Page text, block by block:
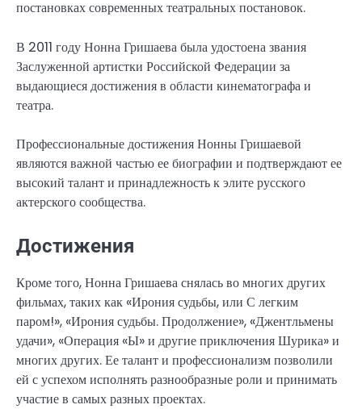
постановках современных театральных постановок.
В 2011 году Нонна Гришаева была удостоена звания
Заслуженной артистки Российской Федерации за
выдающиеся достижения в области кинематографа и
театра.
Профессиональные достижения Нонны Гришаевой
являются важной частью ее биографии и подтверждают ее
высокий талант и принадлежность к элите русского
актерского сообщества.
Достижения
Кроме того, Нонна Гришаева снялась во многих других
фильмах, таких как «Ирония судьбы, или С легким
паром!», «Ирония судьбы. Продолжение», «Джентльмены
удачи», «Операция «Ы» и другие приключения Шурика» и
многих других. Ее талант и профессионализм позволили
ей с успехом исполнять разнообразные роли и принимать
участие в самых разных проектах.